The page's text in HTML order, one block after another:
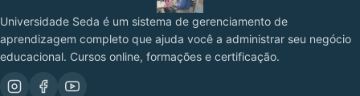
Universidade Seda é um sistema de gerenciamento de
aprendizagem completo que ajuda você a administrar seu negócio
educacional. Cursos online, formações e certificação.